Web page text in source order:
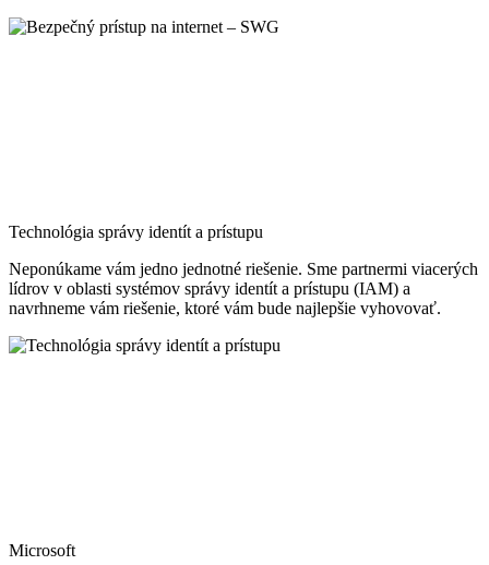
Technológia správy identít a prístupu
Neponúkame vám jedno jednotné riešenie. Sme partnermi viacerých
lídrov v oblasti systémov správy identít a prístupu (IAM) a
navrhneme vám riešenie, ktoré vám bude najlepšie vyhovovať.
Microsoft